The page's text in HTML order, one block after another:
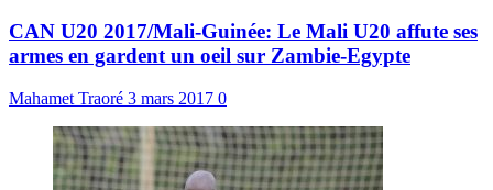
CAN U20 2017/Mali-Guinée: Le Mali U20 affute ses
armes en gardent un oeil sur Zambie-Egypte
Mahamet Traoré 3 mars 2017 0